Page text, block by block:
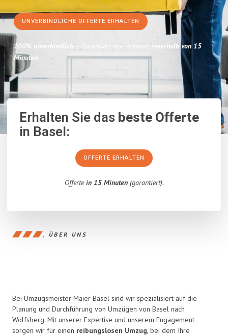
UNVERBINDLICHE OFFERTE ERHALTEN
100% unverbindlich – Garantiert eine Antwort innerhalb von 15
Minuten.
Erhalten Sie dasbeste Offerte
in Basel:
OFFERTE ERHALTEN
Offertein 15 Minuten(garantiert).
ÜBER UNS
Bei Umzugsmeister Maier Basel sind wir spezialisiert auf die
Planung und Durchführung von Umzügen von Basel nach
Wolfsberg. Mit unserer Expertise und unserem Engagement
sorgen wir für einen reibungslosen Umzug, bei dem Ihre